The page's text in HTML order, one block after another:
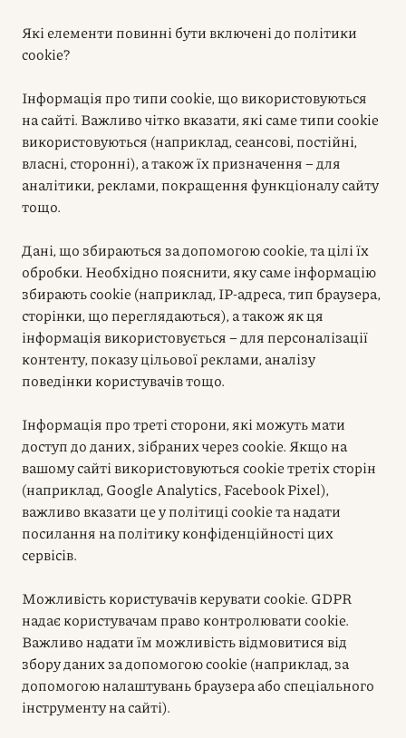
Які елементи повинні бути включені до політики
cookie?
Інформація про типи cookie, що використовуються
на сайті. Важливо чітко вказати, які саме типи cookie
використовуються (наприклад, сеансові, постійні,
власні, сторонні), а також їх призначення – для
аналітики, реклами, покращення функціоналу сайту
тощо.
Дані, що збираються за допомогою cookie, та цілі їх
обробки. Необхідно пояснити, яку саме інформацію
збирають cookie (наприклад, IP-адреса, тип браузера,
сторінки, що переглядаються), а також як ця
інформація використовується – для персоналізації
контенту, показу цільової реклами, аналізу
поведінки користувачів тощо.
Інформація про треті сторони, які можуть мати
доступ до даних, зібраних через cookie. Якщо на
вашому сайті використовуються cookie третіх сторін
(наприклад, Google Analytics, Facebook Pixel),
важливо вказати це у політиці cookie та надати
посилання на політику конфіденційності цих
сервісів.
Можливість користувачів керувати cookie. GDPR
надає користувачам право контролювати cookie.
Важливо надати їм можливість відмовитися від
збору даних за допомогою cookie (наприклад, за
допомогою налаштувань браузера або спеціального
інструменту на сайті).